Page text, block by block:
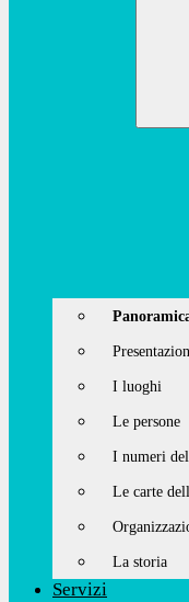
I luoghi
Le persone
I numeri
Le carte
La storia
Servizi